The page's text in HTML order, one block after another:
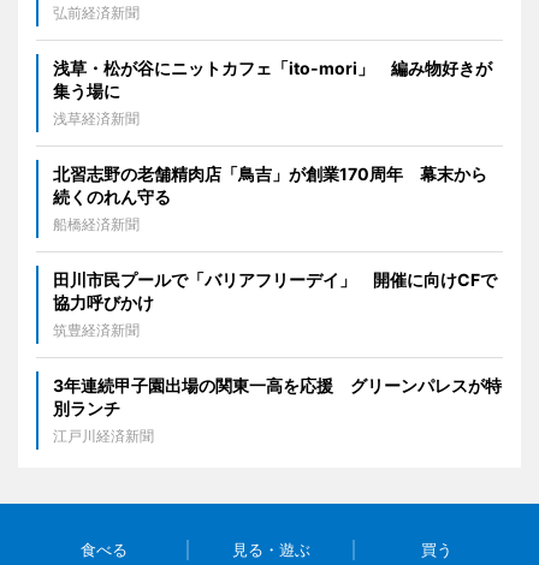
弘前経済新聞
浅草・松が谷にニットカフェ「ito-mori」 編み物好きが
集う場に
浅草経済新聞
北習志野の老舗精肉店「鳥吉」が創業170周年 幕末から
続くのれん守る
船橋経済新聞
田川市民プールで「バリアフリーデイ」 開催に向けCFで
協力呼びかけ
筑豊経済新聞
3年連続甲子園出場の関東一高を応援 グリーンパレスが特
別ランチ
江戸川経済新聞
食べる 見る・遊ぶ 買う